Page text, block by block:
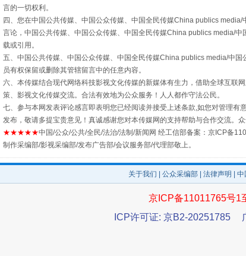
全民健身五年计划来了！等你上场
阿坝州三大球赛在茂县开幕 规
言的一切权利。
四、您在中国公共传媒、中国公众传媒、中国全民传媒China publics
言论，中国公共传媒、中国公众传媒、中国全民传媒China publics media/
载或引用。
五、中国公共传媒、中国公众传媒、中国全民传媒China publics media/中
员有权保留或删除其管辖留言中的任意内容。
六、本传媒结合现代网络科技影视文化传媒的新媒体有生力，借助全球互联
策、影视文化传媒交流。合法有效地为公众服务！人人都作守法公民。
七、参与本网发表评论感言即表明您已经阅读并接受上述条款,如您对管理
发布，敬请多提宝贵意见！真诚感谢您对本传媒网的支持帮助与合作交流。
★★★★★中国/公众/公共/全民/法治/法制/新闻网 经工信部备案：京ICP备
制作采编部/影视采编部/发布广告部/会议服务部/代理部敬上。
关于我们 公众采编部 法律声明 |
京ICP备11011765号1
ICP许可证: 京B2-20251785